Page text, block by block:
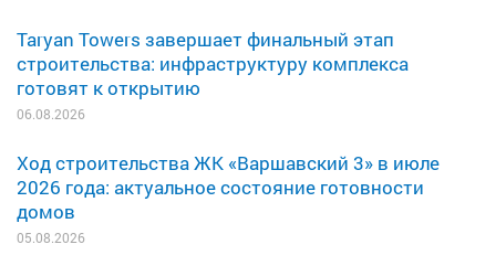
Taryan Towers завершает финальный этап
строительства: инфраструктуру комплекса
готовят к открытию
06.08.2026
Ход строительства ЖК «Варшавский 3» в июле
2026 года: актуальное состояние готовности
домов
05.08.2026